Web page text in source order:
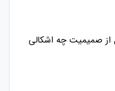
از صمیمیت چه اشکالی